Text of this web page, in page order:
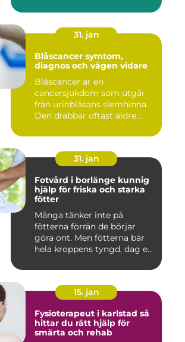
31. jan
Blåscancer symtom,
diagnos och vägen vidare
Blåscancer är en
cancersjukdom som utgår
från urinblåsans slemhinna.
Den drabbar oftast äldre
31. jan
Fotvård i borlänge kunnig
hjälp för friska och starka
fötter
Många tänker inte på
fötterna förrän de börjar
göra ont. Men fötterna bär
hela kroppens tyngd, dag e...
15. jan
Fysioterapeut i karlstad så
hittar du rätt hjälp för
smärta och rehab